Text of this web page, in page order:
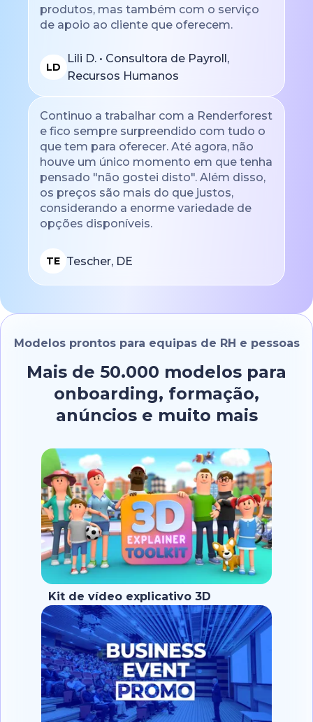
produtos, mas também com o serviço
de apoio ao cliente que oferecem.
LD
Lili D. • Consultora de Payroll,
Recursos Humanos
Continuo a trabalhar com a Renderforest
e fico sempre surpreendido com tudo o
que tem para oferecer. Até agora, não
houve um único momento em que tenha
pensado "não gostei disto". Além disso,
os preços são mais do que justos,
considerando a enorme variedade de
opções disponíveis.
TE Tescher, DE
Modelos prontos para equipas de RH e pessoas
Mais de 50.000 modelos para
onboarding, formação,
anúncios e muito mais
Kit de vídeo explicativo 3D